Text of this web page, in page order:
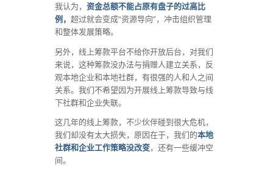
我认为， 资金总额不能占原有盘子的过高比
例， 超过就会变成“资源导向”，冲击组织管理
和整体发展策略。
另外，线上筹款平台不给你开放后台，对我们
来说，这种筹款没办法与捐赠人建立关系，反
观本地企业和本地社群，有很强的人和人之间
关系。我们不希望因为开展线上筹款导致与线
下社群和企业失联。
这几年的线上筹款，不少伙伴碰到很大危机，
我们却没有太大损失，原因在于，我们的本地
社群和企业工作策略没改变，还有一些缓冲空
间。